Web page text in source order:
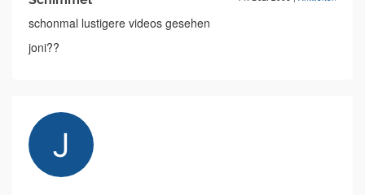
schonmal lustigere videos gesehen
joni??